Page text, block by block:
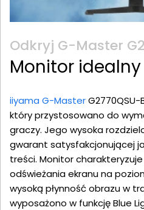
Odkryj G-Master
Monitor
iiyama G-Master
który przystosowano do
graczy. Jego wysoka
gwarant satysfakcjonującej
treści. Monitor
odświeżania ekranu na
wysoką płynność obrazu w
wyposażono w funkcję Blue